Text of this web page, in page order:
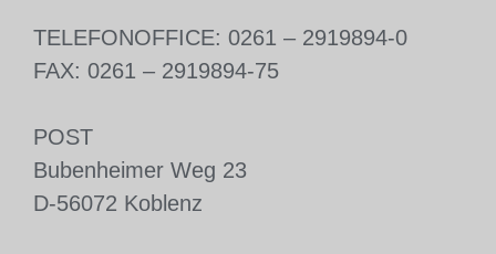
TELEFONOFFICE: 0261 – 2919894-0
FAX: 0261 – 2919894-75
POST
Bubenheimer Weg 23
D-56072 Koblenz